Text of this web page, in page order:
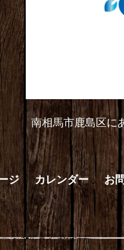
南相馬市鹿島区に
ジ カレンダー お